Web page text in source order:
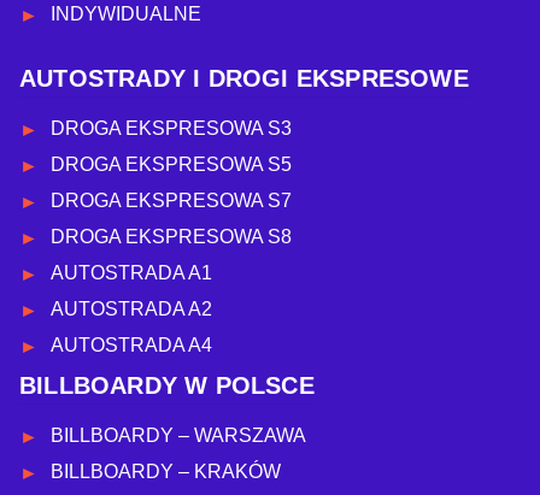
INDYWIDUALNE
AUTOSTRADY I DROGI EKSPRESOWE
DROGA EKSPRESOWA S3
DROGA EKSPRESOWA S5
DROGA EKSPRESOWA S7
DROGA EKSPRESOWA S8
AUTOSTRADA A1
AUTOSTRADA A2
AUTOSTRADA A4
BILLBOARDY W POLSCE
BILLBOARDY – WARSZAWA
BILLBOARDY – KRAKÓW